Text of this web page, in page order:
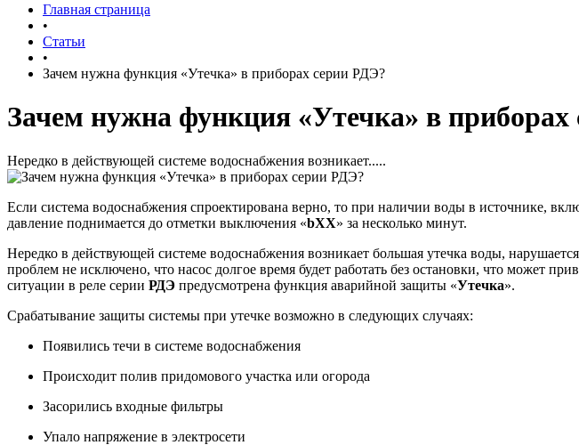
Главная страница
•
Статьи
•
Зачем нужна функция «Утечка» в приборах серии РДЭ?
Зачем нужна функция «Утечка» в
Нередко в действующей системе водоснабжения возникает.....
Если система водоснабжения спроектирована верно, то при наличии воды в источнике,
давление поднимается до отметки выключения «bХХ» за несколько минут.
Нередко в действующей системе водоснабжения возникает большая утечка воды,
проблем не исключено, что насос долгое время будет работать без остановки, что может
ситуации в реле серии РДЭ предусмотрена функция аварийной защиты «Утечка».
Срабатывание защиты системы при утечке возможно в следующих случаях:
Появились течи в системе водоснабжения
Происходит полив придомового участка или огорода
Засорились входные фильтры
Упало напряжение в электросети